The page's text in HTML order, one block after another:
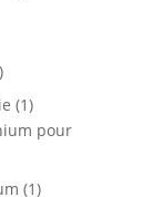
1
produit
11
produit
pour
11